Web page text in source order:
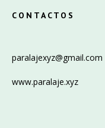
CONTACTOS
paralajexyz@gmail.com
www.paralaje.xyz